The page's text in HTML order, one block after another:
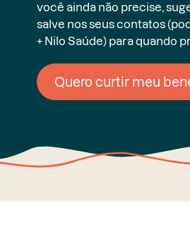
você ainda não precise,
salve nos seus contatos
+ Nilo Saúde) para quando
Quero curtir meu